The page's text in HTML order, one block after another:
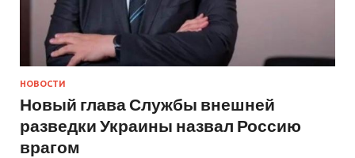
НОВОСТИ
Новый глава Службы внешней
разведки Украины назвал Россию
врагом